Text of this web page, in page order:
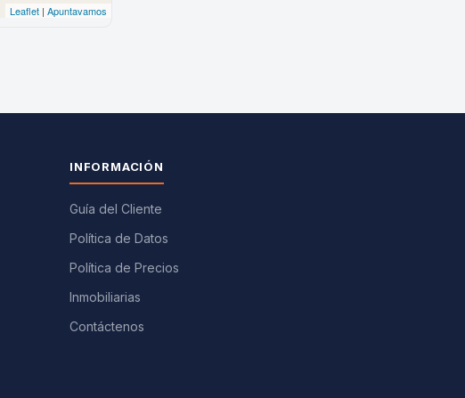
INFORMACIÓN
Guía del Cliente
Política de Datos
Política de Precios
Inmobiliarias
Contáctenos